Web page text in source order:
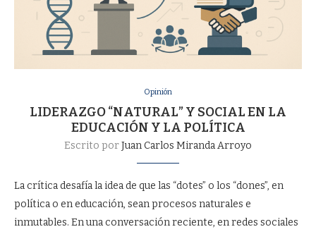
Opinión
LIDERAZGO “NATURAL” Y SOCIAL EN LA
EDUCACIÓN Y LA POLÍTICA
Escrito porJuan Carlos Miranda Arroyo
La crítica desafía la idea de que las “dotes” o los “dones”, en
política o en educación, sean procesos naturales e
inmutables. En una conversación reciente, en redes sociales